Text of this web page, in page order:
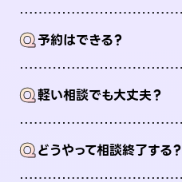
Q予約はできる？
Q軽い相談でも大丈夫？
Qどうやって相談終了する？